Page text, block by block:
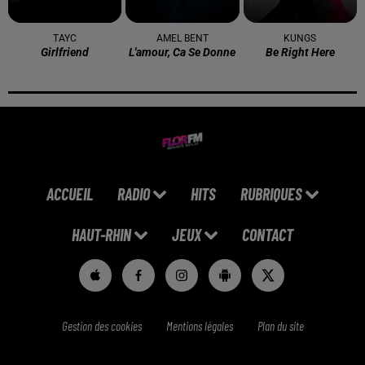
TAYC
Girlfriend
AMEL BENT
L'amour, Ca Se Donne
KUNGS
Be Right Here
ACCUEIL RADIO HITS RUBRIQUES
HAUT-RHIN JEUX CONTACT
Gestion des cookies Mentions légales Plan du site